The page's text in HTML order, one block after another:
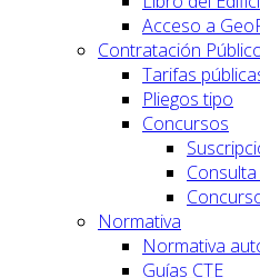
Acceso a
Contratación
Tarifas
Pliegos tipo
Concursos
Normativa
Normativa
Guías CTE